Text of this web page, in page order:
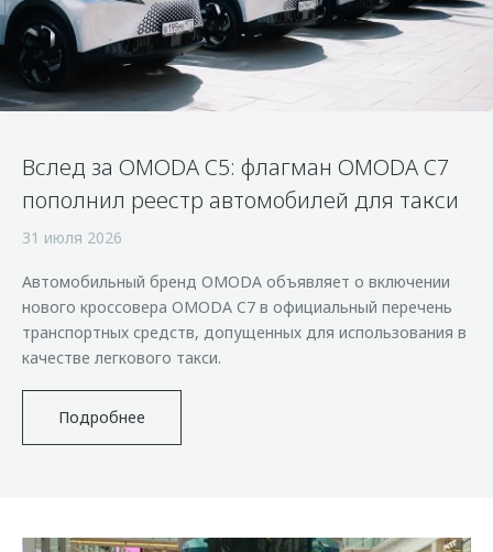
Страхование
Кредитный калькулятор
Аксессуары
Оригинальные аксессуары
Запчасти
Калькулятор трейд-ин
Клиентская поддержка
O&J Автоклуб
Клуб владельцев OMODA
Аксессуары
Одежда и сувениры
Запчасти
Обратная связь
Вслед за OMODA C5: флагман OMODA C7
пополнил реестр автомобилей для такси
31 июля 2026
Автомобильный бренд OMODA объявляет о включении
нового кроссовера OMODA C7 в официальный перечень
транспортных средств, допущенных для использования в
качестве легкового такси.
Подробнее